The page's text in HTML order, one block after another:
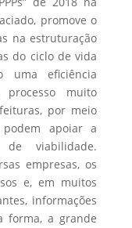
promove o
na estruturação
do ciclo de vida
uma eficiência
muito
por meio
apoiar a
viabilidade.
empresas, os
e, em muitos
informações
forma, a grande